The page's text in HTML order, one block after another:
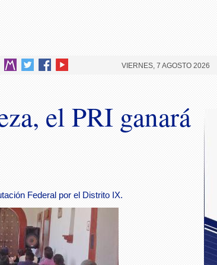
VIERNES, 7 AGOSTO 2026
el PRI ganará
Federal por el Distrito IX.